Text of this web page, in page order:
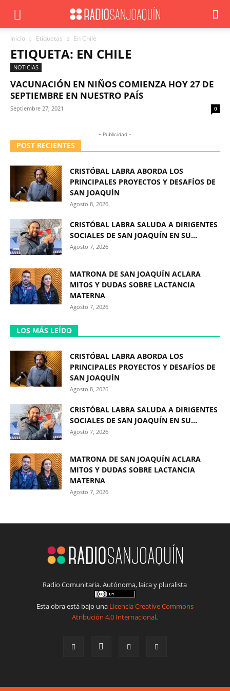
Inicio Etiquetas En Chile
ETIQUETA: EN CHILE
NOTICIAS
VACUNACIÓN EN NIÑOS COMIENZA HOY 27 DE
SEPTIEMBRE EN NUESTRO PAÍS
Septiembre 27, 2021 0
- Publicidad -
POST RECIENTES
CRISTÓBAL LABRA ABORDA LOS
PRINCIPALES PROYECTOS Y DESAFÍOS DE
SAN JOAQUÍN
Agosto 8, 2026
CRISTÓBAL LABRA SALUDA A DIRIGENTES
SOCIALES DE SAN JOAQUÍN EN SU...
Agosto 7, 2026
MATRONA DE SAN JOAQUÍN ACLARA
MITOS Y DUDAS SOBRE LACTANCIA
MATERNA
Agosto 7, 2026
LOS MÁS LEÍDO
CRISTÓBAL LABRA ABORDA LOS
PRINCIPALES PROYECTOS Y DESAFÍOS DE
SAN JOAQUÍN
Agosto 8, 2026
CRISTÓBAL LABRA SALUDA A DIRIGENTES
SOCIALES DE SAN JOAQUÍN EN SU...
Agosto 7, 2026
MATRONA DE SAN JOAQUÍN ACLARA
MITOS Y DUDAS SOBRE LACTANCIA
MATERNA
Agosto 7, 2026
Radio Comunitaria. Autónoma, laica y pluralista
Esta obra está bajo una Licencia Creative Commons
Atribución 4.0 Internacional.